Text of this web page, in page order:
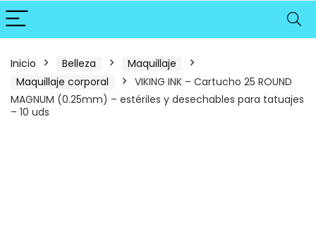
Inicio Belleza
Maquillaje
Maquillaje corporal
VIKING INK – Cartucho 25 ROUND
MAGNUM (0.25mm) – estériles y desechables para tatuajes
– 10 uds